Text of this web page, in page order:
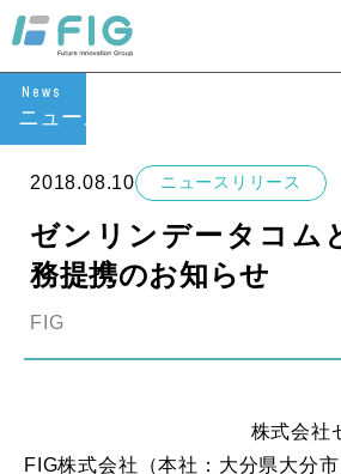
News
ニュース
2018.08.10 ニュースリリース
ゼンリンデータコム
務提携のお知らせ
FIG
株式会社
FIG株式会社（本社：大分県大分